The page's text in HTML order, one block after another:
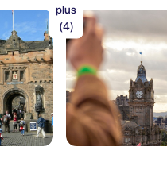
plus
(4)